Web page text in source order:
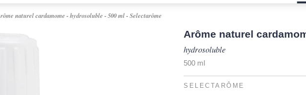
naturel cardamome - hydrosoluble - 500 ml - Selectarôme
Arôme naturel
hydrosoluble
500 ml
SELECTARÔME